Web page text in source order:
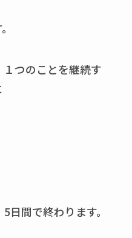
つのことを継続す
日間で終わります。